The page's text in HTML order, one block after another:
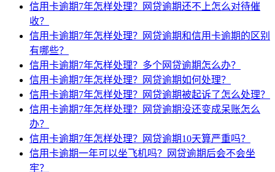
信用卡逾期7年怎样处理？网贷逾期还不上怎么对待催
收？
信用卡逾期7年怎样处理？网贷逾期和信用卡逾期的区别
有哪些？
信用卡逾期7年怎样处理？多个网贷逾期怎么办？
信用卡逾期7年怎样处理？网贷逾期如何处理？
信用卡逾期7年怎样处理？网贷逾期被起诉了怎么处理？
信用卡逾期7年怎样处理？网贷逾期没还变成呆账怎么
办？
信用卡逾期7年怎样处理？网贷逾期10天算严重吗？
信用卡逾期一年可以坐飞机吗？网贷逾期后会不会坐
牢？